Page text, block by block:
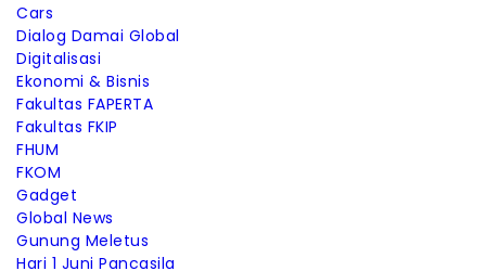
Cars
Dialog Damai Global
Digitalisasi
Ekonomi & Bisnis
Fakultas FAPERTA
Fakultas FKIP
FHUM
FKOM
Gadget
Global News
Gunung Meletus
Hari 1 Juni Pancasila